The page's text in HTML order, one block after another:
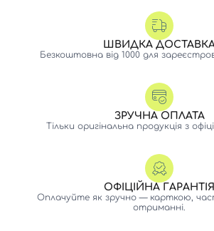
ШВИДКА
Безкоштовна від 1000 для
ЗРУЧНА ОПЛАТА
Тільки оригінальна продукція з
ОФІЦІЙНА ГАРАНТІЯ
Оплачуйте як зручно — карткою,
отриманні.
Вхід